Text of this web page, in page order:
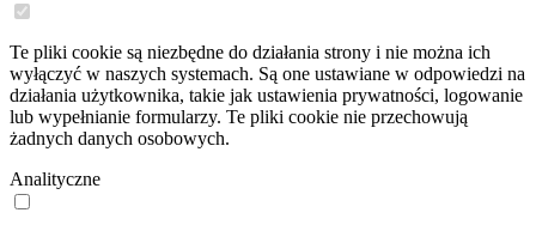
Te pliki cookie są niezbędne do działania strony i nie można ich
wyłączyć w naszych systemach. Są one ustawiane w odpowiedzi na
działania użytkownika, takie jak ustawienia prywatności, logowanie
lub wypełnianie formularzy. Te pliki cookie nie przechowują
żadnych danych osobowych.
Analityczne